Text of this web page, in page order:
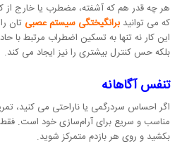
هر چه قدر هم که آشفته، مضطرب یا خارج از
که می توانید برانگیختگی سیستم عصبی تان
این کار نه تنها به تسکین اضطراب مرتبط با
بلکه حس کنترل بیشتری را نیز ایجاد می کند.
تنفس آگاهانه
اگر احساس سردرگمی یا ناراحتی می کنید،
بکشید و روی هر بازدم متمرکز شوید.